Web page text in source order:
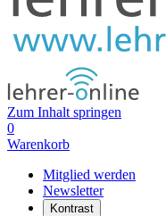
Zum Inhalt springen
0
Warenkorb
Mitglied werden
Newsletter
Kontrast